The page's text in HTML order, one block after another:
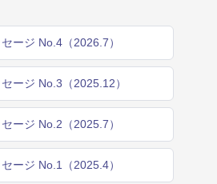
ージ No.4（2026.7）
ージ No.3（2025.12）
ージ No.2（2025.7）
ージ No.1（2025.4）